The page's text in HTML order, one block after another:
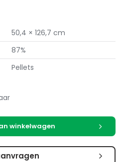
50,4 × 126,7 cm
87%
Pellets
winkelwagen